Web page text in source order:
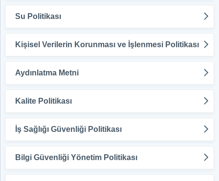
Su Politikası
Kişisel Verilerin Korunması ve İşlenmesi Politikası
Aydınlatma Metni
Kalite Politikası
İş Sağlığı Güvenliği Politikası
Bilgi Güvenliği Yönetim Politikası